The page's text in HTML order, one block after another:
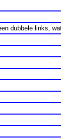
dubbele links,